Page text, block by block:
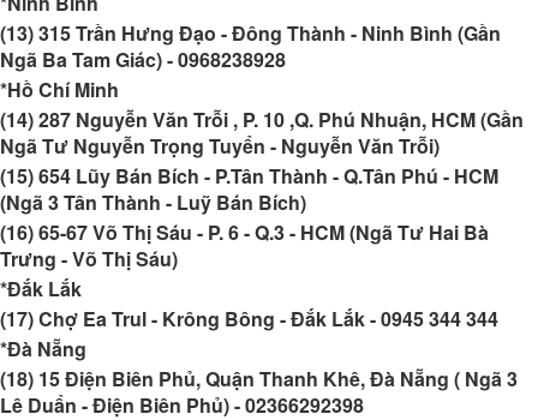
(13) 315 Trần Hưng Đạo - Đông Thành - Ninh Bình (Gần
Ngã Ba Tam Giác) -0968238928
*Hồ Chí Minh
(14) 287 Nguyễn Văn Trỗi , P. 10 ,Q. Phú Nhuận, HCM (Gần
Ngã Tư Nguyễn Trọng Tuyển - Nguyễn Văn Trỗi)
(15) 654 Lũy Bán Bích - P.Tân Thành - Q.Tân Phú - HCM
(Ngã 3 Tân Thành - Luỹ Bán Bích)
(16) 65-67 Võ Thị Sáu - P. 6 - Q.3 - HCM (Ngã Tư Hai Bà
Trưng - Võ Thị Sáu)
*Đắk Lắk
(17) Chợ Ea Trul - Krông Bông - Đắk Lắk -0945 344 344
*Đà Nẵng
(18) 15 Điện Biên Phủ, Quận Thanh Khê, Đà Nẵng ( Ngã 3
Lê Duẩn - Điện Biên Phủ) -02366292398